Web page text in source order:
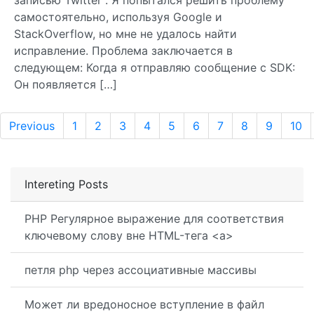
самостоятельно, используя Google и
StackOverflow, но мне не удалось найти
исправление. Проблема заключается в
следующем: Когда я отправляю сообщение с SDK:
Он появляется […]
Previous 1 2 3 4 5 6 7 8 9 10
Intereting Posts
PHP Регулярное выражение для соответствия
ключевому слову вне HTML-тега <a>
петля php через ассоциативные массивы
Может ли вредоносное вступление в файл